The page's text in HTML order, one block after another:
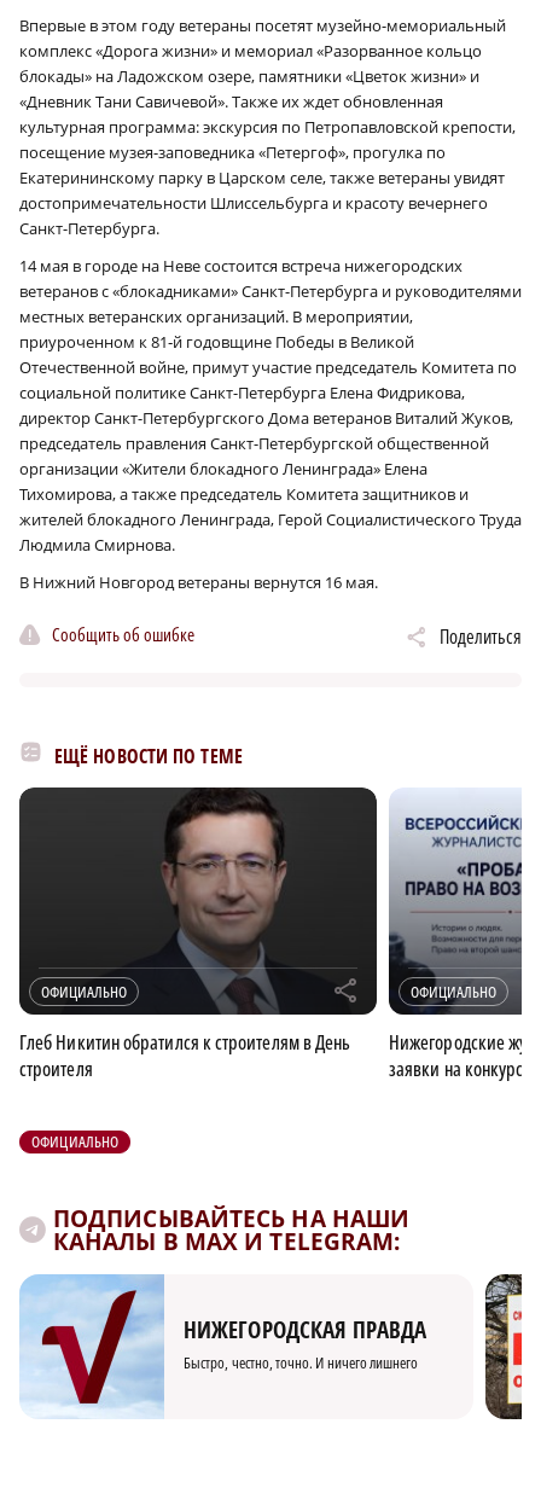
Впервые в этом году ветераны посетят музейно-мемориальный
комплекс «Дорога жизни» и мемориал «Разорванное кольцо
блокады» на Ладожском озере, памятники «Цветок жизни» и
«Дневник Тани Савичевой». Также их ждет обновленная
культурная программа: экскурсия по Петропавловской крепости,
посещение музея-заповедника «Петергоф», прогулка по
Екатерининскому парку в Царском селе, также ветераны увидят
достопримечательности Шлиссельбурга и красоту вечернего
Санкт-Петербурга.
14 мая в городе на Неве состоится встреча нижегородских
ветеранов с «блокадниками» Санкт-Петербурга и руководителями
местных ветеранских организаций. В мероприятии,
приуроченном к 81‑й годовщине Победы в Великой
Отечественной войне, примут участие председатель Комитета по
социальной политике Санкт-Петербурга Елена Фидрикова,
директор Санкт-Петербургского Дома ветеранов Виталий Жуков,
председатель правления Санкт-Петербургской общественной
организации «Жители блокадного Ленинграда» Елена
Тихомирова, а также председатель Комитета защитников и
жителей блокадного Ленинграда, Герой Социалистического Труда
Людмила Смирнова.
В Нижний Новгород ветераны вернутся 16 мая.
Сообщить об ошибке Поделиться
ЕЩЁ НОВОСТИ ПО ТЕМЕ
ОФИЦИАЛЬНО r
Глеб Никитин обратился к строителям в День
строителя
ОФИЦИАЛЬНО
Нижегородские
заявки на конкурс
ОФИЦИАЛЬНО
ПОДПИСЫВАЙТЕСЬ НА НАШИ
КАНАЛЫ В MAX И TELEGRAM:
НИЖЕГОРОДСКАЯ ПРАВДА
Быстро, честно, точно. И ничего лишнего